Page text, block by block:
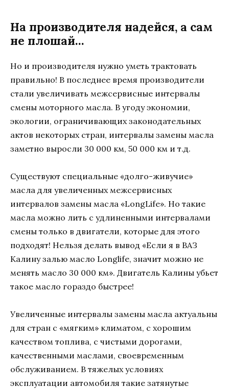
На производителя надейся, а сам
не плошай…
Но и производителя нужно уметь трактовать
правильно! В последнее время производители
стали увеличивать межсервисные интервалы
смены моторного масла. В угоду экономии,
экологии, ограничивающих законодательных
актов некоторых стран, интервалы замены масла
заметно выросли 30 000 км, 50 000 км и т.д.
Существуют специальные «долго-живучие»
масла для увеличенных межсервисных
интервалов замены масла «LongLife». Но такие
масла можно лить с удлиненными интервалами
смены только в двигатели, которые для этого
подходят! Нельзя делать вывод «Если я в ВАЗ
Калину залью масло Longlife, значит можно не
менять масло 30 000 км». Двигатель Калины убьет
такое масло гораздо быстрее!
Увеличенные интервалы замены масла актуальны
для стран с «мягким» климатом, с хорошим
качеством топлива, с чистыми дорогами,
качественными маслами, своевременным
обслуживанием. В тяжелых условиях
эксплуатации автомобиля такие затянутые